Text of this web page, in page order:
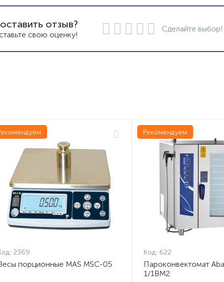
отзыв?
свою оценку!
Сделайте выбор!
2369
порционные MAS MSC-05
Рекомендуем
Код: 622
Пароконвектомат
1/1ВМ2